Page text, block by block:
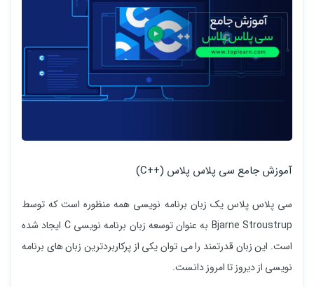
آموزش جامع سی پلاس پلاس (++C)
سی پلاس پلاس یک زبان برنامه نویسی همه منظوره است که توسط
Bjarne Stroustrup به عنوان توسعه زبان برنامه نویسی C ایجاد شده
است. این زبان قدرتمند را می توان یکی از پرکاربردترین زبان های برنامه
نویسی از دیروز تا امروز دانست.